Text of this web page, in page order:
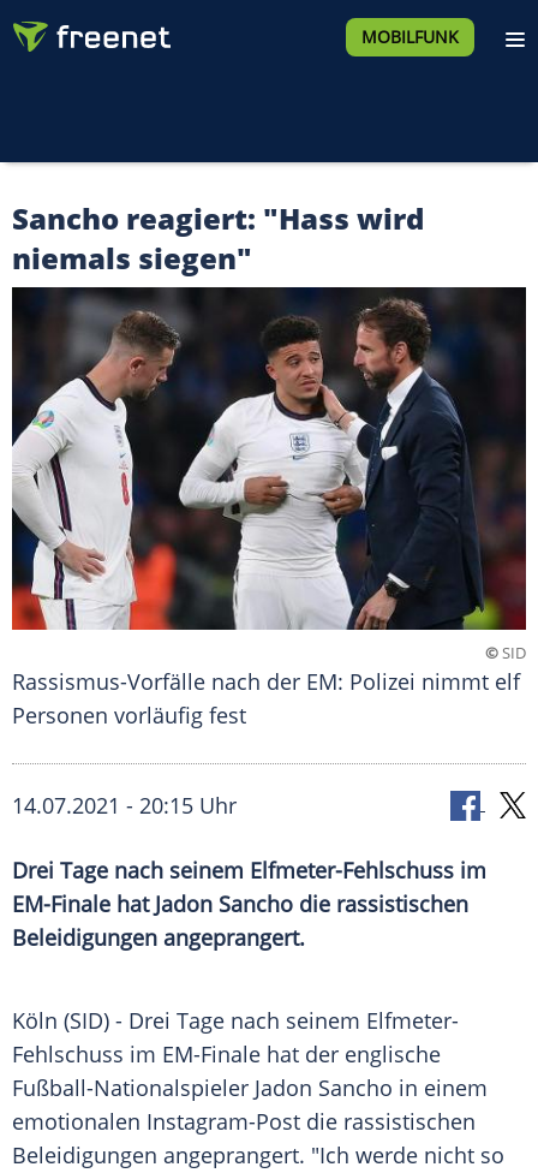
MOBILFUNK
Sancho reagiert: "Hass wird
niemals siegen"
©SID
Rassismus-Vorfälle nach der EM: Polizei nimmt elf
Personen vorläufig fest
14.07.2021 - 20:15 Uhr
Drei Tage nach seinem Elfmeter-Fehlschuss im
EM-Finale hat Jadon Sancho die rassistischen
Beleidigungen angeprangert.
Köln (SID) - Drei Tage nach seinem Elfmeter-
Fehlschuss im EM-Finale hat der englische
Fußball-Nationalspieler Jadon Sancho in einem
emotionalen Instagram-Post die rassistischen
Beleidigungen angeprangert. "Ich werde nicht so